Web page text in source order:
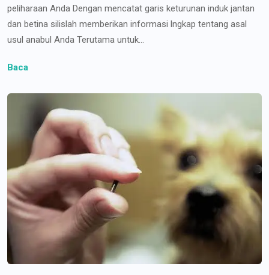
peliharaan Anda Dengan mencatat garis keturunan induk jantan
dan betina silislah memberikan informasi lngkap tentang asal
usul anabul Anda Terutama untuk...
Baca